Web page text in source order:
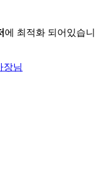
에 최적화 되어있습니
장님